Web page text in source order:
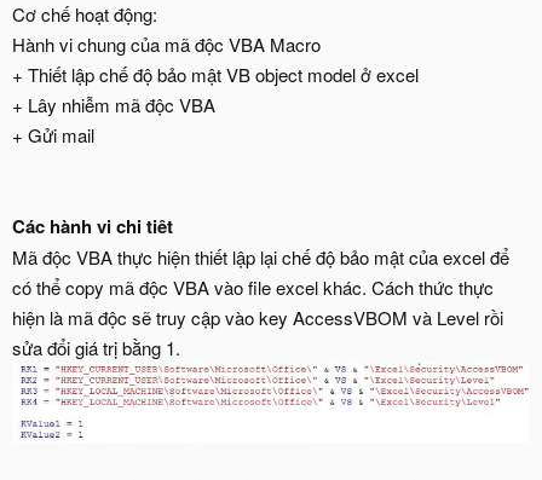
Cơ chế hoạt động:
Hành vi chung của mã độc VBA Macro
+ Thiết lập chế độ bảo mật VB object model ở excel
+ Lây nhiễm mã độc VBA
+ Gửi mail
Các hành vi chi tiêt
Mã độc VBA thực hiện thiết lập lại chế độ bảo mật của excel để
có thể copy mã độc VBA vào file excel khác. Cách thức thực
hiện là mã độc sẽ truy cập vào key AccessVBOM và Level rồi
sửa đổi giá trị bằng 1.